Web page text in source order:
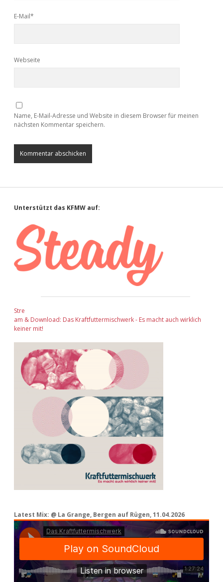
E-Mail*
Webseite
Name, E-Mail-Adresse und Website in diesem Browser für meinen
nächsten Kommentar speichern.
Sidebar
Unterstützt das KFMW auf:
Stre
am & Download: Das Kraftfuttermischwerk - Es macht auch wirklich
keiner mit!
Latest Mix: @ La Grange, Bergen auf Rügen, 11.04.2026